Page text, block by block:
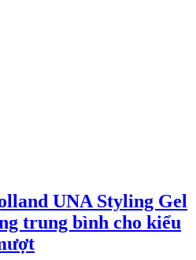
UNA Styling Gel
trung bình cho kiểu